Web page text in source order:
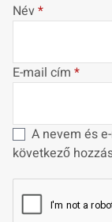
Név*
E-mail cím *
A nevem és
következő